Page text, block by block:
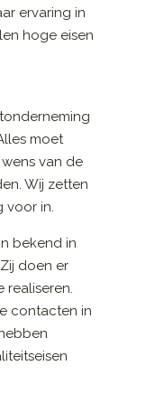
ervaring in
hoge eisen
moet
van de
Wij zetten
voor in.
bekend in
doen er
realiseren.
contacten in